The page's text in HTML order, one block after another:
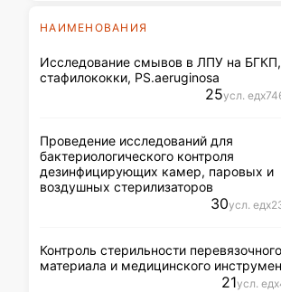
НАИМЕНОВАНИЯ
Исследование смывов в ЛПУ на БГКП,
стафилококки, PS.aeruginosa
25усл. едx
Проведение исследований для
бактериологического контроля
дезинфицирующих камер, паровых и
воздушных стерилизаторов
30усл. едx
Контроль стерильности перевязочного
материала и медицинского
21усл. едx